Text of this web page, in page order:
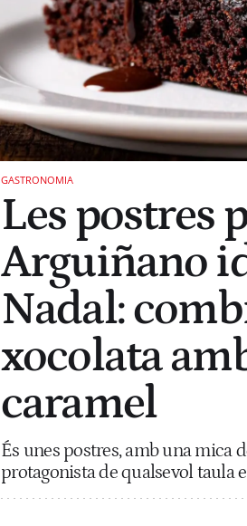
GASTRONOMIA
Les postres
Arguiñano
Nadal:
xocolata
caramel
És unes postres, amb una mica
protagonista de qualsevol taula